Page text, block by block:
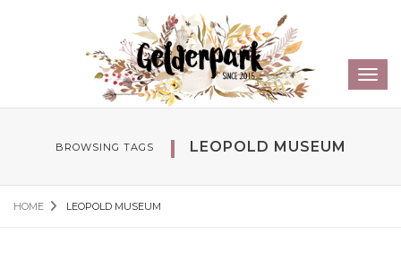
BROWSING TAGS LEOPOLD MUSEUM
HOME LEOPOLD MUSEUM